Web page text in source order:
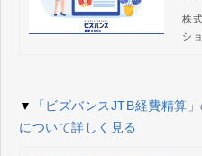
株
シ
▼
「ビズバンスJTB経費精算
について詳しく見る